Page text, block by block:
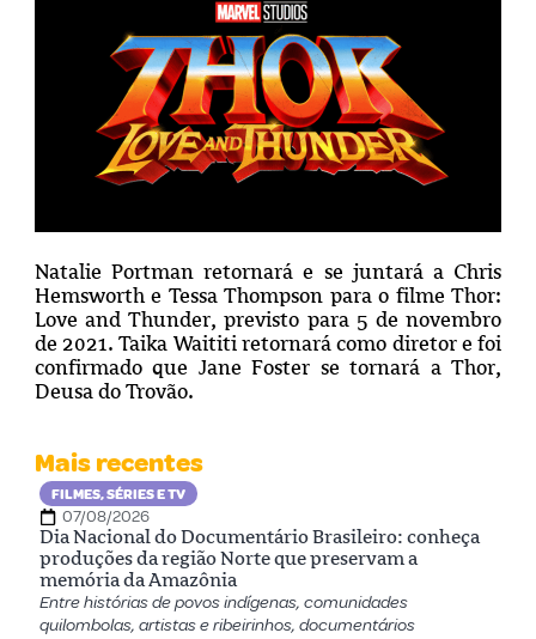
Natalie Portman retornará e se juntará a Chris
Hemsworth e Tessa Thompson para o filme Thor:
Love and Thunder, previsto para 5 de novembro
de 2021. Taika Waititi retornará como diretor e foi
confirmado que Jane Foster se tornará a Thor,
Deusa do Trovão.
Mais recentes
FILMES, SÉRIES E TV
07/08/2026
Dia Nacional do Documentário Brasileiro: conheça
produções da região Norte que preservam a
memória da Amazônia
Entre histórias de povos indígenas, comunidades
quilombolas, artistas e ribeirinhos, documentários